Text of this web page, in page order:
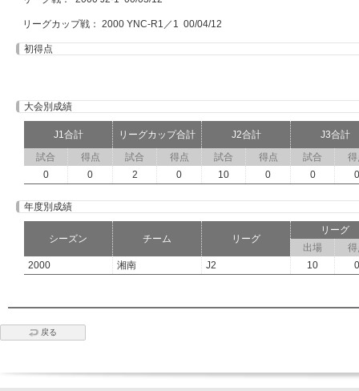
リーグカップ戦： 2000 YNC-R1／1 00/04/12
初得点
大会別成績
J1合計 リーグカップ合計 J2合計
J3合計
試合
得点 試合 得点 試合 得点 試合
得
0
0 2 0 10 0 0 0
年度別成績
シーズン チーム リーグ
リーグ
出場
得
2000
湘南 J2 10 0
戻る